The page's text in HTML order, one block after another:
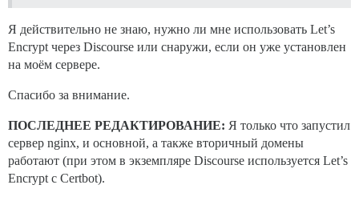
Я действительно не знаю, нужно ли мне использовать Let’s
Encrypt через Discourse или снаружи, если он уже установлен
на моём сервере.
Спасибо за внимание.
ПОСЛЕДНЕЕ РЕДАКТИРОВАНИЕ: Я только что запустил
сервер nginx, и основной, а также вторичный домены
работают (при этом в экземпляре Discourse используется Let’s
Encrypt с Certbot).